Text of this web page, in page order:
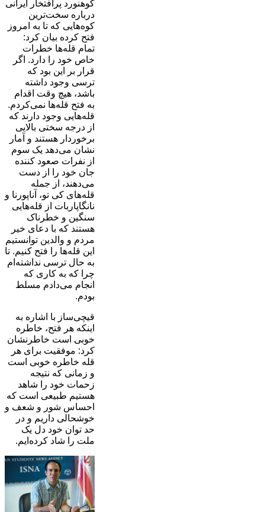
کوهنورد پرافتخار ایرانی
درباره سخت‌ترین
کوه‌هایی که تا به امروز
فتح کرده بیان کرد:
تمام قله‌ها خطرات
خاص خود را دارد. اگر
قرار بر این بود که
ترسی وجود داشته
باشد، هیچ وقت اقدام
به فتح قله‌ها نمی‌کردم.
قله‌هایی وجود دارند که
از درجه سختی بالایی
برخوردار هستند و آمار
نشان می‌دهد یک سوم
از نفرات صعود کننده
جان خود را از دست
می‌دهند، از جمله
قله‌های کی تو، آناپورنا و
نانگاپاربات از قله‌هایی
سنگین و خطرناک
هستند که با دعای خیر
مردم و والدین توانستیم
این قله‌ها را فتح کنیم. تا
به حال ترسی نداشته‌ام
چرا که به کاری که
انجام می‌دادم مسلط
بودم.
قیچی‌ساز با اشاره به
اینکه هر فتح، خاطره
خوبی است خاطرنشان
کرد: موفقیت برای هر
قله خاطره خوبی است
و زمانی که نتیجه
زحمات خود را شاهد
هستیم طبیعی است که
احساس شور و شعف و
خوشحالی داریم و در
حد توان خود دل یک
ملت را شاد کرده‌ایم.